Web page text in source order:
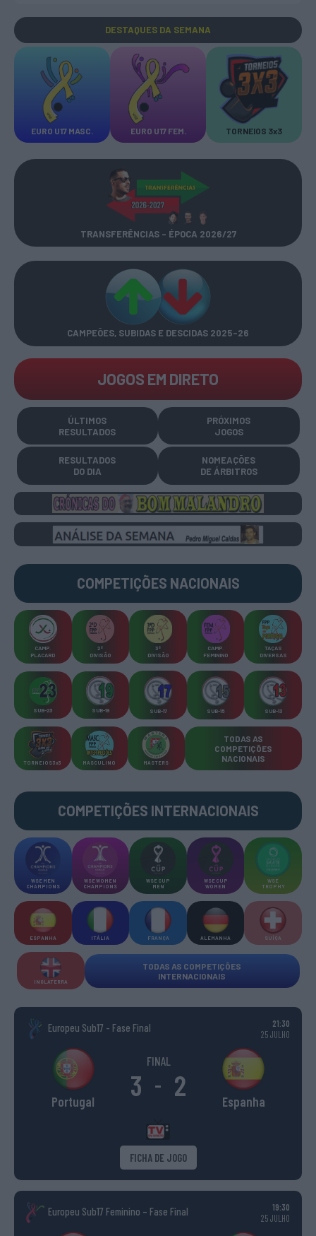
DESTAQUES DA SEMANA
EURO U17 MASC. EURO U17 FEM. TORNEIOS 3x3
TRANSFERÊNCIAS - ÉPOCA 2026/27
CAMPEÕES, SUBIDAS E DESCIDAS 2025-26
JOGOS EM DIRETO
ÚLTIMOS
RESULTADOS
PRÓXIMOS
JOGOS
RESULTADOS
DO DIA
NOMEAÇÕES
DE ÁRBITROS
COMPETIÇÕES NACIONAIS
CAMP
PLACARD
2ª
DIVISÃO
3ª
DIVISÃO
CAMP
FEMININO
TAÇAS
DIVERSAS
SUB-23 SUB-19 SUB-17 SUB-15 SUB-13
TORNEIOS 3x3 MASCULINO MASTERS
TODAS AS
COMPETIÇÕES
NACIONAIS
COMPETIÇÕES INTERNACIONAIS
WSE MEN
CHAMPIONS
WSE WOMEN
CHAMPIONS
WSE CUP
MEN
WSE CUP
WOMEN
WSE
TROPHY
ESPANHA ITÁLIA FRANÇA ALEMANHA SUÍÇA
INGLATERRA
TODAS AS COMPETIÇÕES
INTERNACIONAIS
Europeu Sub17 - Fase Final
21:30
25 JULHO
Portugal
FINAL
3 - 2 Espanha
FICHA DE JOGO
Europeu Sub17 Feminino – Fase Final
19:30
25 JULHO